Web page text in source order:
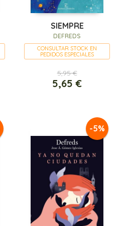
SIEMPRE
DEFREDS
CONSULTAR STOCK EN
PEDIDOS ESPECIALES
5,95 €
5,65 €
-5%